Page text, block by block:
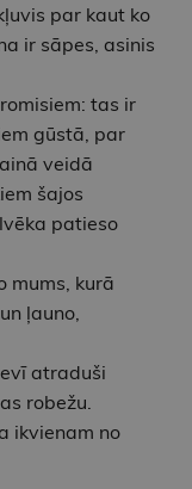
par kaut ko
ir sāpes, asinis
tas ir
gūstā, par
veidā
šajos
patieso
mums, kurā
ļauno,
atraduši
robežu.
ikvienam no